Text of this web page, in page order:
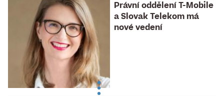
Právní oddělení T-Mobile
a Slovak Telekom má
nové vedení